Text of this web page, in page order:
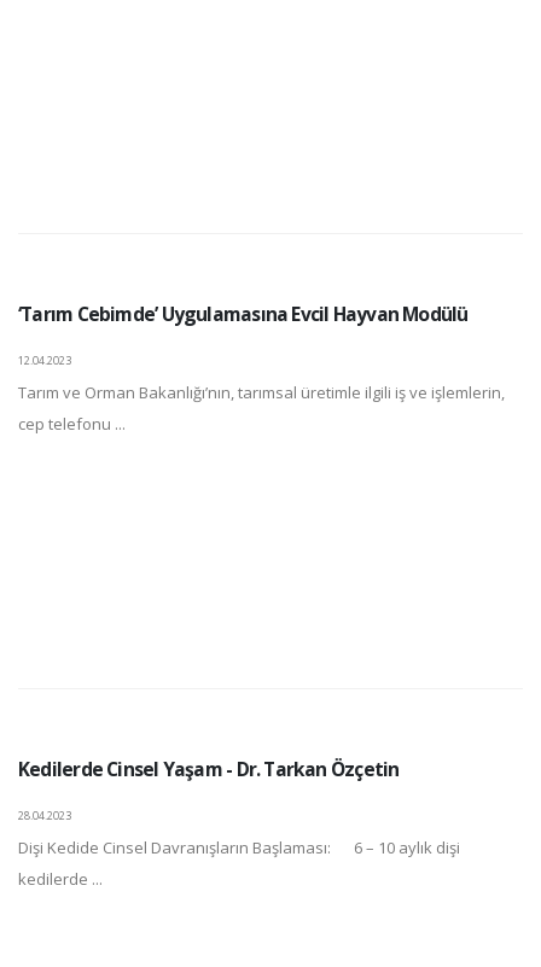
‘Tarım Cebimde’ Uygulamasına Evcil Hayvan Modülü
12.04.2023
Tarım ve Orman Bakanlığı’nın, tarımsal üretimle ilgili iş ve işlemlerin,
cep telefonu ...
Kedilerde Cinsel Yaşam - Dr. Tarkan Özçetin
28.04.2023
Dişi Kedide Cinsel Davranışların Başlaması: 6 – 10 aylık dişi
kedilerde ...